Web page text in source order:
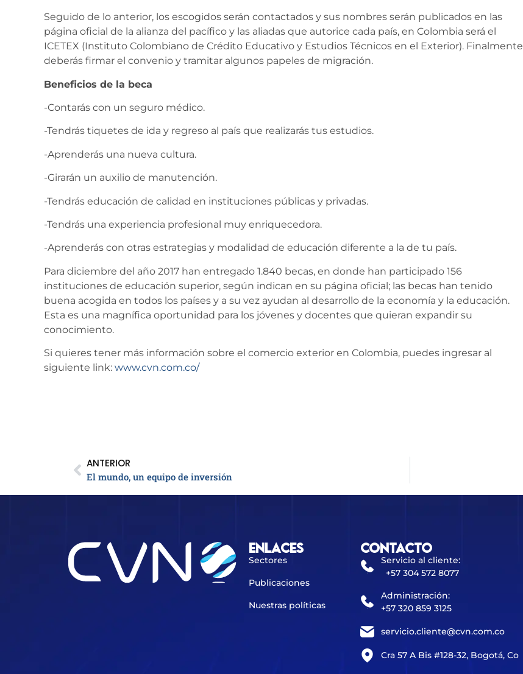
Seguido de lo anterior, los escogidos serán contactados y sus nombres serán publicados en las
página oficial de la alianza del pacífico y las aliadas que autorice cada país, en Colombia será el
ICETEX (Instituto Colombiano de Crédito Educativo y Estudios Técnicos en el Exterior). Finalmente
deberás firmar el convenio y tramitar algunos papeles de migración.
Beneficios de la beca
-Contarás con un seguro médico.
-Tendrás tiquetes de ida y regreso al país que realizarás tus estudios.
-Aprenderás una nueva cultura.
-Girarán un auxilio de manutención.
-Tendrás educación de calidad en instituciones públicas y privadas.
-Tendrás una experiencia profesional muy enriquecedora.
-Aprenderás con otras estrategias y modalidad de educación diferente a la de tu país.
Para diciembre del año 2017 han entregado 1.840 becas, en donde han participado 156
instituciones de educación superior, según indican en su página oficial; las becas han tenido
buena acogida en todos los países y a su vez ayudan al desarrollo de la economía y la educación.
Esta es una magnífica oportunidad para los jóvenes y docentes que quieran expandir su
conocimiento.
Si quieres tener más información sobre el comercio exterior en Colombia, puedes ingresar al
siguiente link: www.cvn.com.co/
ANTERIOR
El mundo, un equipo de inversión
Enlaces
Sectores
Publicaciones
Nuestras políticas
Contacto
Servicio al cliente:
+57 304 572 8077
Administración:
+57 320 859 3125
servicio.cliente@cvn.com.co
Cra 57 A Bis #128-32, Bogotá, Co